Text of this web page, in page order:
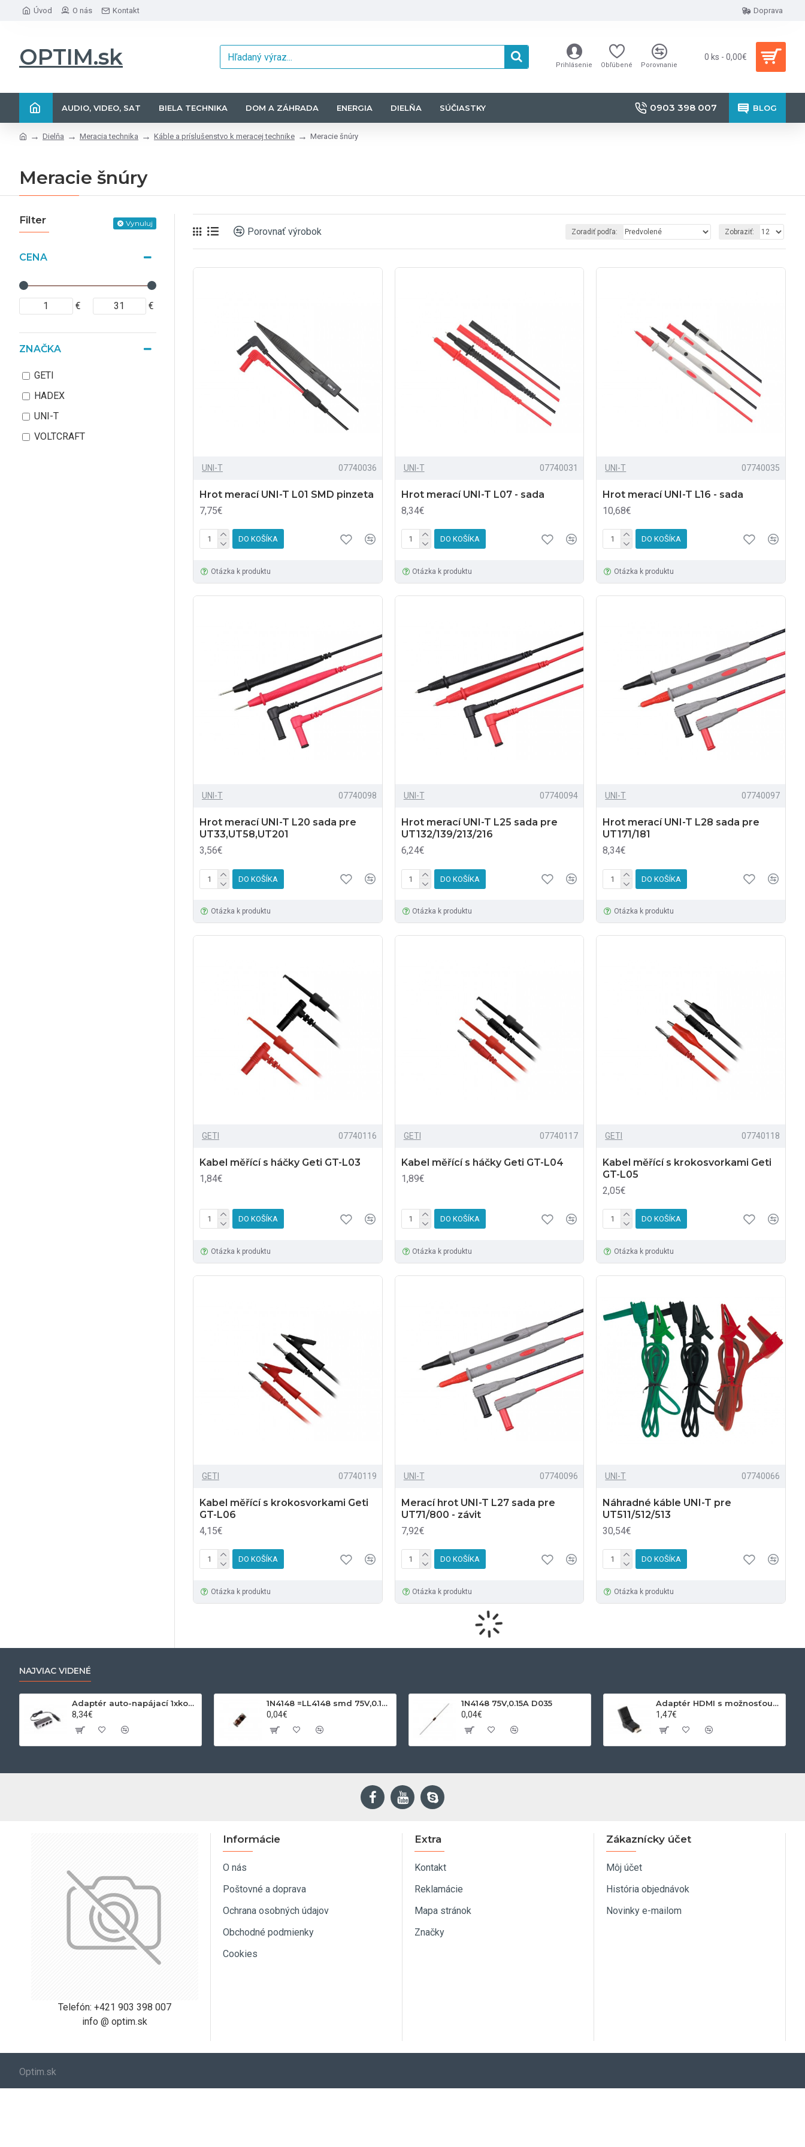
Úvod O nás Kontakt Doprava
OPTIM.sk Prihlásenie Obľúbené Porovnanie
0 ks - 0,00€
AUDIO, VIDEO, SAT BIELA TECHNIKA DOM A ZÁHRADA ENERGIA DIELŇA SÚČIASTKY 0903 398 007 BLOG
Dielňa Meracia technika Káble a príslušenstvo k meracej technike Meracie šnúry
Meracie šnúry
Filter Vynuluj
CENA
€ €
ZNAČKA
GETI
HADEX
UNI-T
VOLTCRAFT
Porovnať výrobok Zoradiť podľa: Zobraziť:
UNI-T 07740036
Hrot merací UNI-T L01 SMD pinzeta
7,75€
DO KOŠÍKA
Otázka k produktu
UNI-T 07740031
Hrot merací UNI-T L07 - sada
8,34€
DO KOŠÍKA
Otázka k produktu
UNI-T 07740035
Hrot merací UNI-T L16 - sada
10,68€
DO KOŠÍKA
Otázka k produktu
UNI-T 07740098
Hrot merací UNI-T L20 sada pre
UT33,UT58,UT201
3,56€
DO KOŠÍKA
Otázka k produktu
UNI-T 07740094
Hrot merací UNI-T L25 sada pre
UT132/139/213/216
6,24€
DO KOŠÍKA
Otázka k produktu
UNI-T 07740097
Hrot merací UNI-T L28 sada pre
UT171/181
8,34€
DO KOŠÍKA
Otázka k produktu
GETI 07740116
Kabel měřící s háčky Geti GT-L03
1,84€
DO KOŠÍKA
Otázka k produktu
GETI 07740117
Kabel měřící s háčky Geti GT-L04
1,89€
DO KOŠÍKA
Otázka k produktu
GETI 07740118
Kabel měřící s krokosvorkami Geti
GT-L05
2,05€
DO KOŠÍKA
Otázka k produktu
GETI 07740119
Kabel měřící s krokosvorkami Geti
GT-L06
4,15€
DO KOŠÍKA
Otázka k produktu
UNI-T 07740096
Merací hrot UNI-T L27 sada pre
UT71/800 - závit
7,92€
DO KOŠÍKA
Otázka k produktu
UNI-T 07740066
Náhradné káble UNI-T pre
UT511/512/513
30,54€
DO KOŠÍKA
Otázka k produktu
NAJVIAC VIDENÉ
Adaptér auto-napájací 1xkon./3x zdierka- 12/24V, USB 1000mA
8,34€
1N4148 =LL4148 smd 75V,0.15A SOD80C
0,04€
1N4148 75V,0.15A D035
0,04€
Adaptér HDMI s možnosťou otáčania
1,47€
Telefón: +421 903 398 007
info @ optim.sk
Informácie
O nás
Poštovné a doprava
Ochrana osobných údajov
Obchodné podmienky
Cookies
Extra
Kontakt
Reklamácie
Mapa stránok
Značky
Zákaznícky účet
Môj účet
História objednávok
Novinky e-mailom
Optim.sk